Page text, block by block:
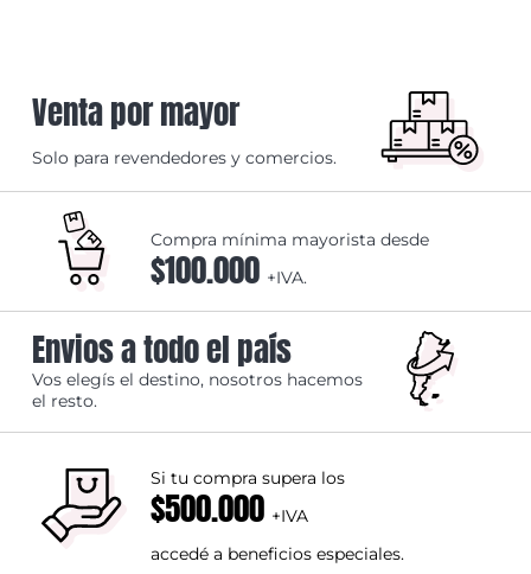
Venta por mayor
Solo para revendedores y comercios.
Compra mínima mayorista desde
$100.000 +IVA.
Envios a todo el país
Vos elegís el destino, nosotros hacemos
el resto.
Si tu compra supera los
$500.000 +IVA
accedé a beneficios especiales.